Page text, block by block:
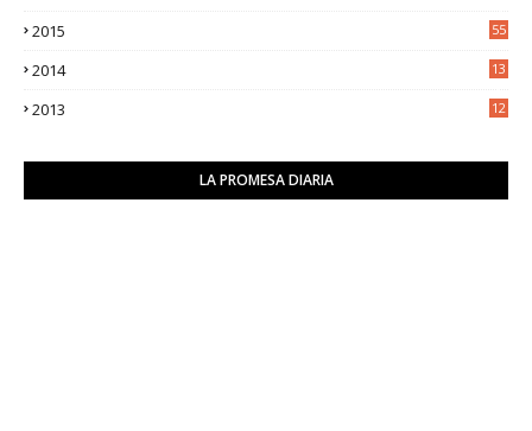
2015 55
2014
13
2013
12
LA PROMESA DIARIA